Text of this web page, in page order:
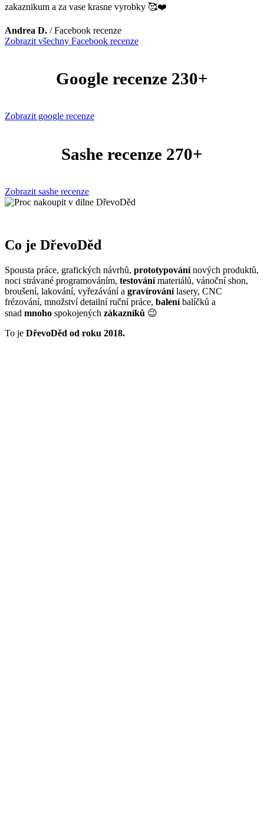
zakaznikum a za vase krasne vyrobky 🥰❤️
Andrea D. /Facebook recenze
Zobrazit všechny Facebook recenze
Google recenze 230+
Zobrazit google recenze
Sashe recenze 270+
Zobrazit sashe recenze
Co je DřevoDěd
Spousta práce, grafických návrhů, prototypovánínových produktů,
noci strávané programováním, testovánímateriálů, vánoční shon,
broušení, lakování, vyřezávání a gravírovánílasery, CNC
frézování, množství detailní ruční práce, baleníbalíčků a
snad mnoho spokojených zákazníků 😉
To je DřevoDěd od roku 2018.